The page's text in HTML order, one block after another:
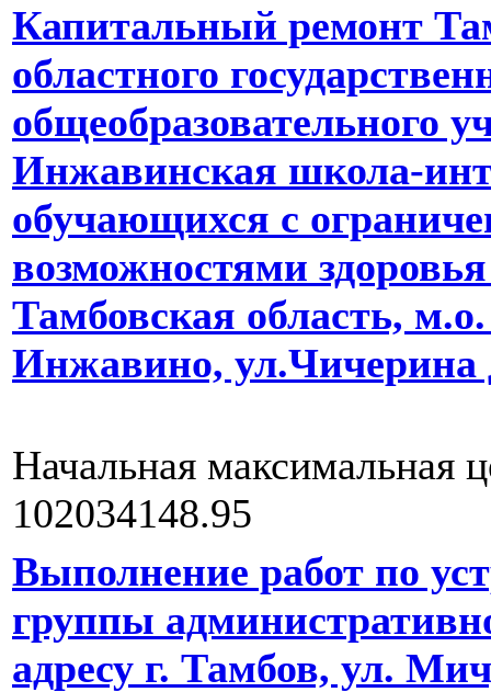
Капитальный ремонт
областного
общеобразовательного
Инжавинская школа-
обучающихся с
возможностями
Тамбовская область,
Инжавино, ул.Чичерина
Начальная максимальная
102034148.95
Выполнение работ по
группы
адресу г. Тамбов, ул.